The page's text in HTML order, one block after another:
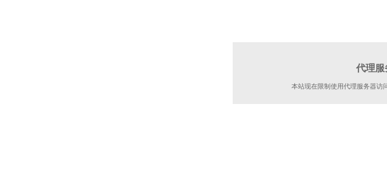
代理服
本站现在限制使用代理服务器访